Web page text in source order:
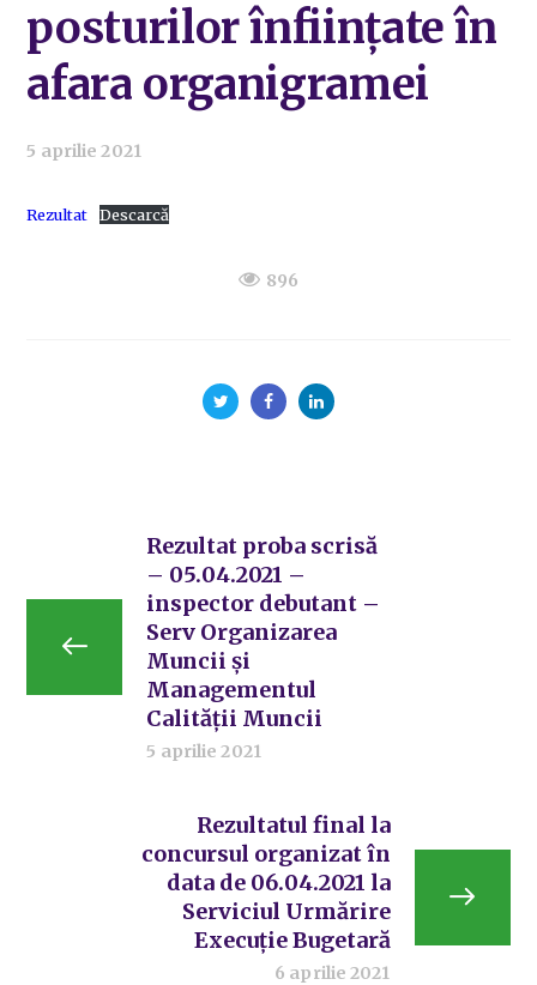
posturilor înfiinţate în
afara organigramei
5 aprilie 2021
Rezultat Descarcă
896
Rezultat proba scrisă
– 05.04.2021 –
inspector debutant –
Serv Organizarea
Muncii și
Managementul
Calității Muncii
5 aprilie 2021
Rezultatul final la
concursul organizat în
data de 06.04.2021 la
Serviciul Urmărire
Execuție Bugetară
6 aprilie 2021